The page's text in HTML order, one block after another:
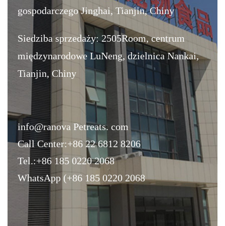
gospodarczego Jinghai, Tianjin, Chiny
Siedziba sprzedaży: 2505Room, centrum
międzynarodowe LuNeng, dzielnica Nankai,
Tianjin, Chiny
info@ranova Petreats. com
Call Center:+86 22 6812 8206
Tel.:+86 185 0220 2068
WhatsApp (+86 185 0220 2068